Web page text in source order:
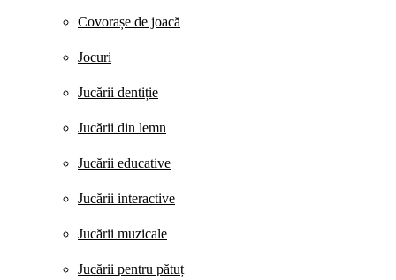
Covorașe de joacă
Jocuri
Jucării dentiție
Jucării din lemn
Jucării educative
Jucării interactive
Jucării muzicale
Jucării pentru pătuț